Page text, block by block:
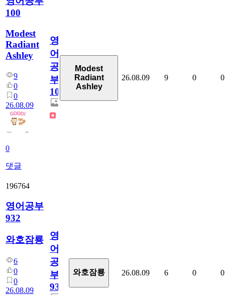
100
Modest
Radiant
Ashley
9
0
0
26.08.09
0
댓글
영
어
공
부
100
Modest
Radiant
Ashley
26.08.09 9 0 0
196764
영어공부
932
와호잠룡
6
0
0
26.08.09
영
어
공
부
932
와호잠룡 26.08.09 6 0 0